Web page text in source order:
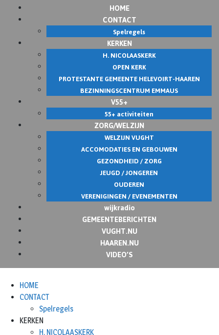
HOME
CONTACT
Spelregels
KERKEN
H. NICOLAASKERK
OPEN KERK
PROTESTANTE GEMEENTE HELEVOIRT-HAAREN
BEZINNINGSCENTRUM EMMAUS
V55+
55+ activiteiten
ZORG/WELZIJN
WELZIJN VUGHT
ACCOMODATIES EN GEBOUWEN
GEZONDHEID / ZORG
JEUGD / JONGEREN
OUDEREN
VERENIGINGEN / EVENEMENTEN
wijkradio
GEMEENTEBERICHTEN
VUGHT.NU
HAAREN.NU
VIDEO’S
HOME
CONTACT
Spelregels
KERKEN
H. NICOLAASKERK